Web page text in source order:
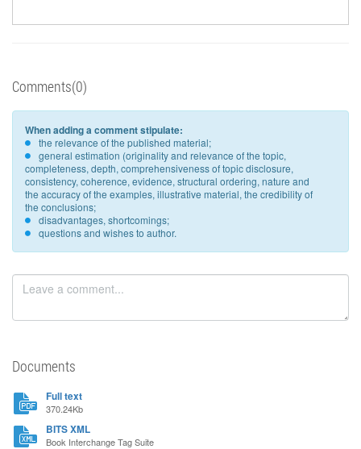
Comments(0)
When adding a comment stipulate:
the relevance of the published material;
general estimation (originality and relevance of the topic,
completeness, depth, comprehensiveness of topic disclosure,
consistency, coherence, evidence, structural ordering, nature and
the accuracy of the examples, illustrative material, the credibility of
the conclusions;
disadvantages, shortcomings;
questions and wishes to author.
Documents
Full text
370.24Kb
BITS XML
Book Interchange Tag Suite